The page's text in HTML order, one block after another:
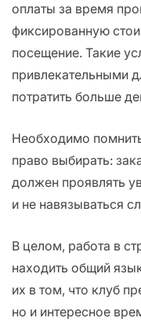
оплаты за время
фиксированную
посещение. Такие
привлекательными
потратить больше
Необходимо
право выбирать:
должен проявлять
и не навязываться
В целом, работа в
находить общий
их в том, что клуб
но и интересное